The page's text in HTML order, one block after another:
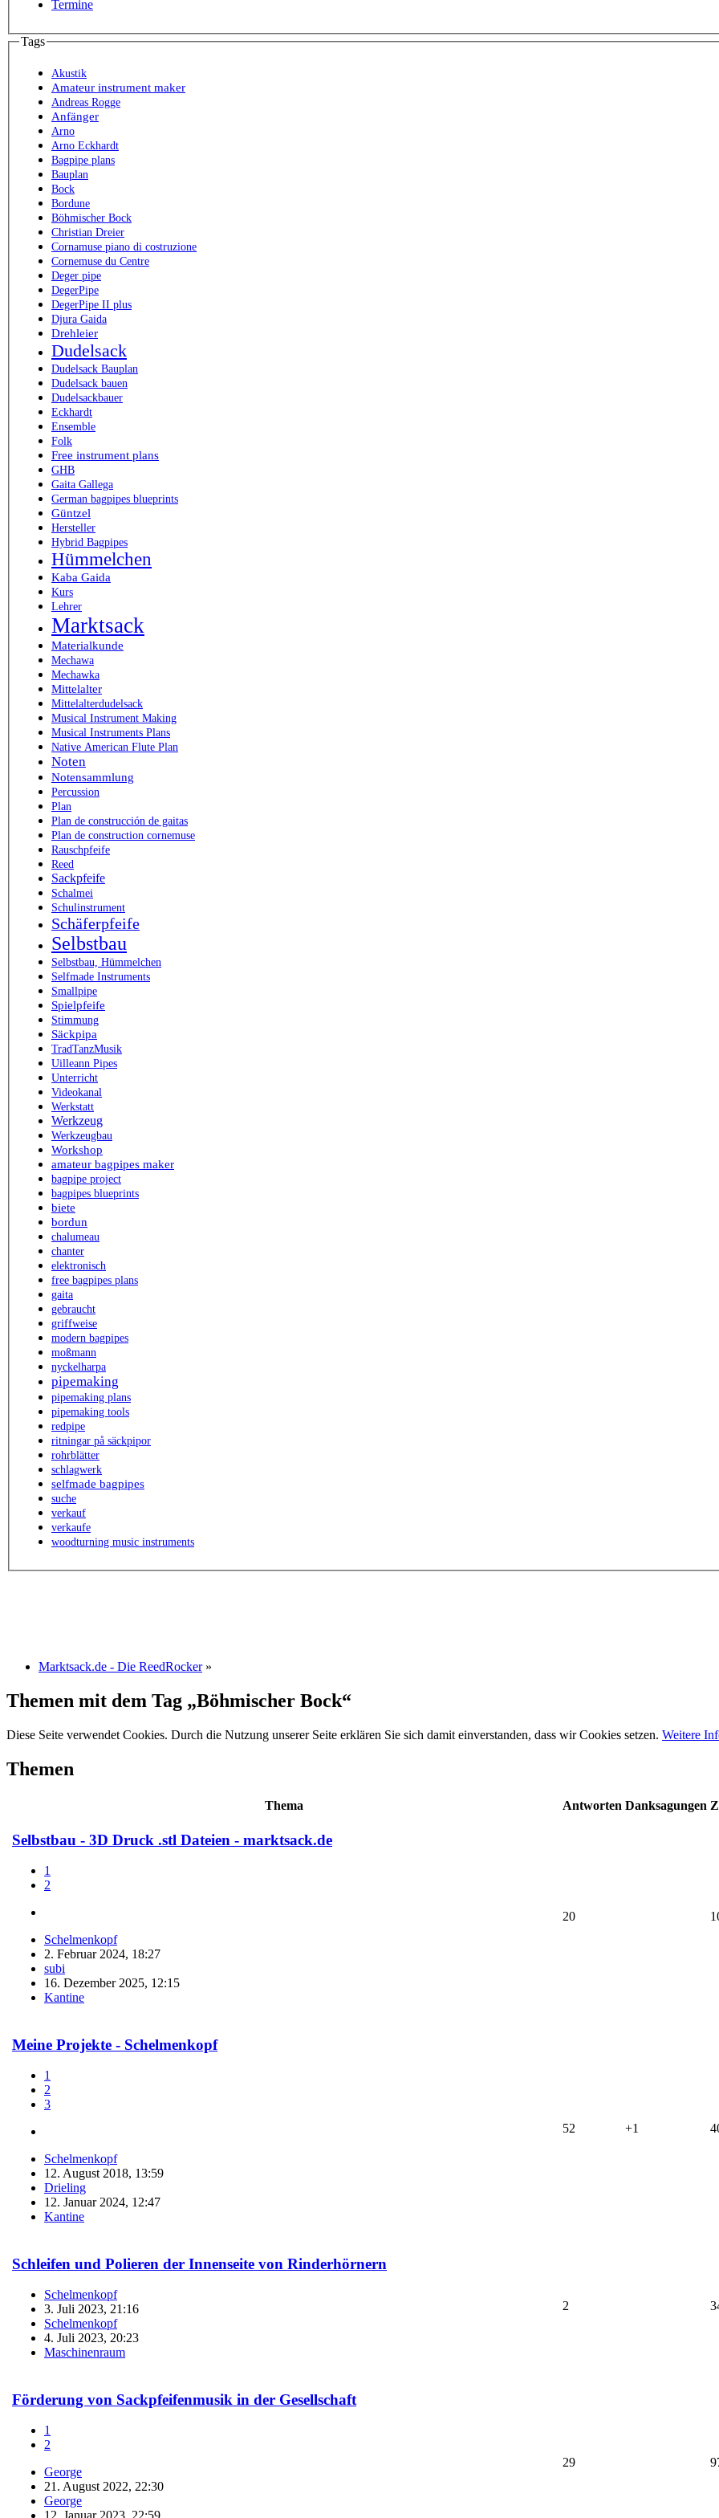
Termine
Tags
Akustik
Amateur instrument maker
Andreas Rogge
Anfänger
Arno
Arno Eckhardt
Bagpipe plans
Bauplan
Bock
Bordune
Böhmischer Bock
Christian Dreier
Cornamuse piano di costruzione
Cornemuse du Centre
Deger pipe
DegerPipe
DegerPipe II plus
Djura Gaida
Drehleier
Dudelsack
Dudelsack Bauplan
Dudelsack bauen
Dudelsackbauer
Eckhardt
Ensemble
Folk
Free instrument plans
GHB
Gaita Gallega
German bagpipes blueprints
Güntzel
Hersteller
Hybrid Bagpipes
Hümmelchen
Kaba Gaida
Kurs
Lehrer
Marktsack
Materialkunde
Mechawa
Mechawka
Mittelalter
Mittelalterdudelsack
Musical Instrument Making
Musical Instruments Plans
Native American Flute Plan
Noten
Notensammlung
Percussion
Plan
Plan de construcción de gaitas
Plan de construction cornemuse
Rauschpfeife
Reed
Sackpfeife
Schalmei
Schulinstrument
Schäferpfeife
Selbstbau
Selbstbau, Hümmelchen
Selfmade Instruments
Smallpipe
Spielpfeife
Stimmung
Säckpipa
TradTanzMusik
Uilleann Pipes
Unterricht
Videokanal
Werkstatt
Werkzeug
Werkzeugbau
Workshop
amateur bagpipes maker
bagpipe project
bagpipes blueprints
biete
bordun
chalumeau
chanter
elektronisch
free bagpipes plans
gaita
gebraucht
griffweise
modern bagpipes
moßmann
nyckelharpa
pipemaking
pipemaking plans
pipemaking tools
redpipe
ritningar på säckpipor
rohrblätter
schlagwerk
selfmade bagpipes
suche
verkauf
verkaufe
woodturning music instruments
Marktsack.de - Die ReedRocker »
Themen mit dem Tag „Böhmischer Bock“
Diese Seite verwendet Cookies. Durch die Nutzung unserer Seite erklären Sie sich damit einverstanden, dass wir Cookies setzen. Weitere
Themen
Thema Antworten Danksagungen
Selbstbau - 3D Druck .stl Dateien - marktsack.de
1
2
Schelmenkopf
2. Februar 2024, 18:27
subi
16. Dezember 2025, 12:15
Kantine
20
Meine Projekte - Schelmenkopf
1
2
3
Schelmenkopf
12. August 2018, 13:59
Drieling
12. Januar 2024, 12:47
Kantine
52 +1
Schleifen und Polieren der Innenseite von Rinderhörnern
Schelmenkopf
3. Juli 2023, 21:16
Schelmenkopf
4. Juli 2023, 20:23
Maschinenraum
2
Förderung von Sackpfeifenmusik in der Gesellschaft
1
2
George
21. August 2022, 22:30
George
29